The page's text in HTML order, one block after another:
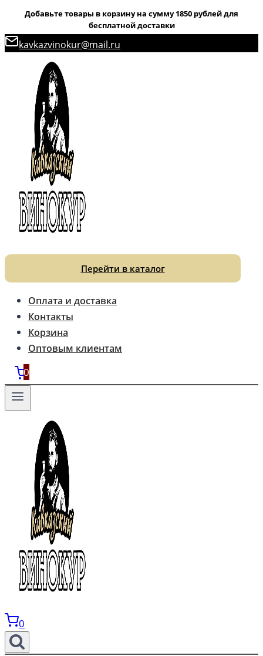
Добавьте товары в корзину на сумму 1850 рублей для
бесплатной доставки
Перейти
содержимому
kavkazvinokur@mail.ru
Перейти в каталог
Оплата и доставка
Контакты
Корзина
Оптовым клиентам
0
0